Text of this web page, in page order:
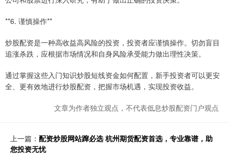
**6. 谨慎操作**
炒股配资是一种高收益高风险的投资，投资者应谨慎操作。切勿盲目
追涨杀跌，应根据市场情况和自身风险承受能力做出理性决策。
通过掌握这些入门知识炒股短线资金如何配置，新手投资者可以更安
全、更有效地进行炒股配资，把握市场机遇，实现投资收益。
文章为作者独立观点，不代表低息炒股配资门户观点
上一篇： 配资炒股网站蹿必选 杭州期货配资首选，专业靠谱，助
您投资无忧